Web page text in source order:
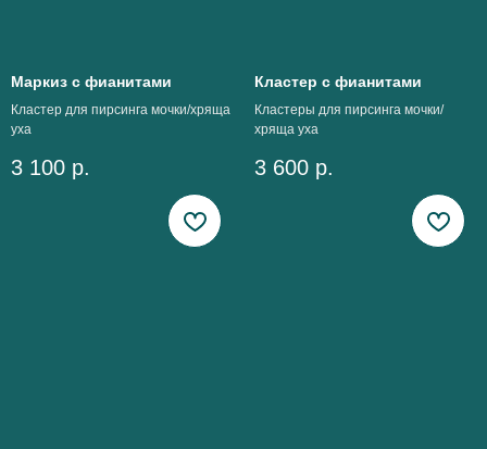
Маркиз с фианитами
Кластер для пирсинга мочки/хряща
уха
3 100 р.
Кластер с фианитами
Кластеры для пирсинга мочки/
хряща уха
3 600 р.